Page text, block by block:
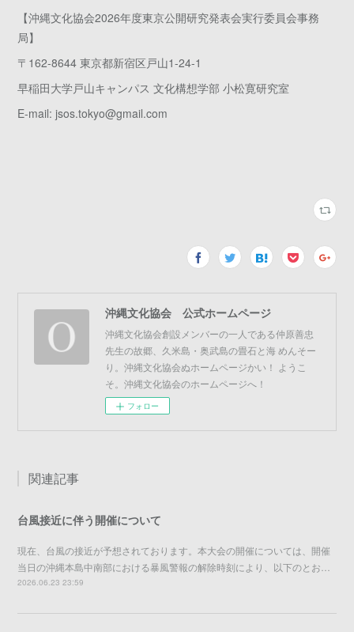
【沖縄文化協会2026年度東京公開研究発表会実行委員会事務
局】
〒162-8644 東京都新宿区戸山1-24-1
早稲田大学戸山キャンパス 文化構想学部 小松寛研究室
E-mail: jsos.tokyo@gmail.com
沖縄文化協会 公式ホームページ
沖縄文化協会創設メンバーの一人である仲原善忠
先生の故郷、久米島・奥武島の畳石と海 めんそー
り。沖縄文化協会ぬホームページかい！ ようこ
そ。沖縄文化協会のホームページへ！
フォロー
関連記事
台風接近に伴う開催について
現在、台風の接近が予想されております。本大会の開催については、開催
当日の沖縄本島中南部における暴風警報の解除時刻により、以下のとお…
2026.06.23 23:59